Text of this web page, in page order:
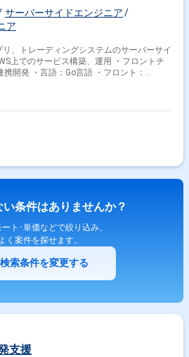
サーバーサイドエンジニア
ア
、トレーディングシステムのサーバーサイ
上でのサービス構築、運用 ・フロントチ
開発 ・言語：Go言語 ・フロント：
条件はありませんか？
ト･単価などで絞り込み、
く案件を探せます。
検索条件を変更する
支援